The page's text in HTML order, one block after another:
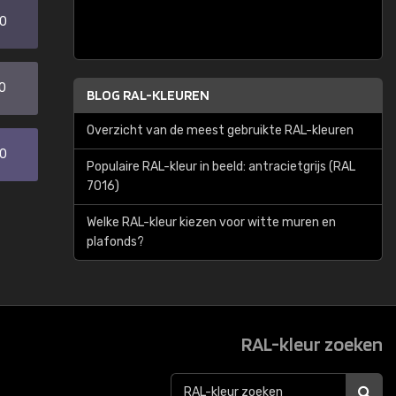
BLOG RAL-KLEUREN
Overzicht van de meest gebruikte RAL-kleuren
Populaire RAL-kleur in beeld: antracietgrijs (RAL
7016)
Welke RAL-kleur kiezen voor witte muren en
plafonds?
RAL-kleur zoeken